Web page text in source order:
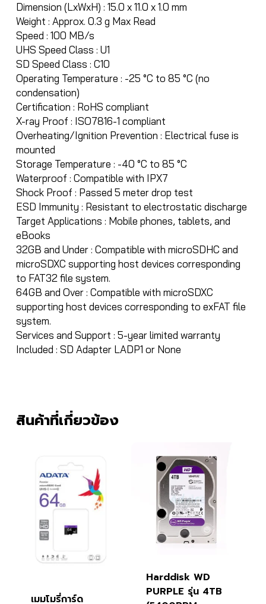
Dimension (LxWxH) : 15.0 x 11.0 x 1.0 mm
Weight : Approx. 0.3 g Max Read
Speed : 100 MB/s
UHS Speed Class : U1
SD Speed Class : C10
Operating Temperature : -25 °C to 85 °C (no
condensation)
Certification : RoHS compliant
X-ray Proof : ISO7816-1 compliant
Overheating/Ignition Prevention : Electrical fuse is
mounted
Storage Temperature : -40 °C to 85 °C
Waterproof : Compatible with IPX7
Shock Proof : Passed 5 meter drop test
ESD Immunity : Resistant to electrostatic discharge
Target Applications : Mobile phones, tablets, and
eBooks
32GB and Under : Compatible with microSDHC and
microSDXC supporting host devices corresponding
to FAT32 file system.
64GB and Over : Compatible with microSDXC
supporting host devices corresponding to exFAT file
system.
Services and Support : 5-year limited warranty
Included : SD Adapter LADP1 or None
สินค้าที่เกี่ยวข้อง
เมมโมรี่การ์ด
Harddisk WD
PURPLE รุ่น 4TB